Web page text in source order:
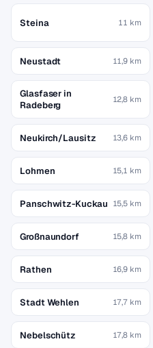
Steina 11 km
Neustadt 11,9 km
Glasfaser in
Radeberg
12,8 km
Neukirch/Lausitz 13,6 km
Lohmen 15,1 km
Panschwitz-Kuckau 15,5 km
Großnaundorf 15,8 km
Rathen 16,9 km
Stadt Wehlen 17,7 km
Nebelschütz 17,8 km